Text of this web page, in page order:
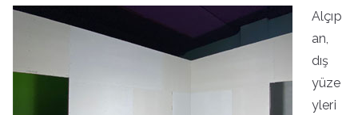
Alçıp
an,
dış
yüze
yleri